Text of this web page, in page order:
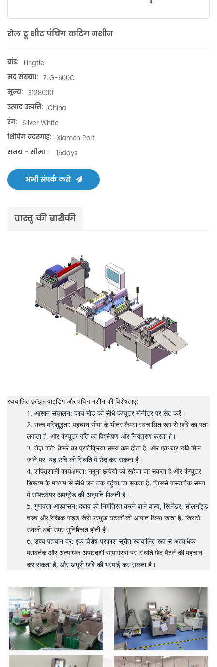
रोल टू शीट पंचिंग कटिंग मशीन
ब्रांड: Lingtie
मद संख्या।: ZLG-500C
मूल्य: $128000
उत्पाद उत्पत्ति: China
रंग: Silver White
शिपिंग बंदरगाह: Xiamen Port
समय - सीमा：
15days
अभी संपर्क करो
वास्तु की बारीकी
स्वचालित फ़ॉइल वाइंडिंग और पंचिंग मशीन की विशेषताएं:
आसान संचालन: कार्य मोड को सीधे कंप्यूटर मॉनीटर पर सेट करें।
उच्च परिशुद्धता: पहचान सीमा के भीतर कैमरा स्वचालित रूप से छवि का पता
लगाता है, और कंप्यूटर गति का विश्लेषण और नियंत्रण करता है।
तेज़ गति: कैमरे का प्रतिक्रिया समय कम होता है, और एक बार छवि मिल
जाने पर, यह छवि की स्थिति में छेद कर सकता है।
शक्तिशाली कार्यक्षमता: नमूना छवियों को सहेजा जा सकता है और कंप्यूटर
सिस्टम के माध्यम से सीधे उन तक पहुंचा जा सकता है, जिससे वास्तविक समय
में सॉफ़्टवेयर अपग्रेड की अनुमति मिलती है।
गुणवत्ता आश्वासन: दबाव को नियंत्रित करने वाले वाल्व, सिलेंडर, सोलनॉइड
वाल्व और रैखिक गाइड जैसे प्रमुख घटकों को आयात किया जाता है, जिससे
उनकी लंबी उम्र सुनिश्चित होती है।
उच्च पहचान दर: एक विशेष प्रकाश स्रोत स्वचालित रूप से अत्यधिक
परावर्तक और अत्यधिक अपारदर्शी सामग्रियों पर स्थिति छेद पैटर्न की पहचान
कर सकता है, और अधूरी छवि की भरपाई कर सकता है।